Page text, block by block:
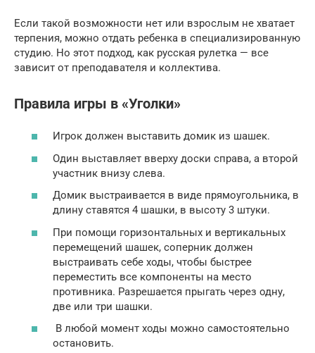
Если такой возможности нет или взрослым не хватает
терпения, можно отдать ребенка в специализированную
студию. Но этот подход, как русская рулетка — все
зависит от преподавателя и коллектива.
Правила игры в «Уголки»
Игрок должен выставить домик из шашек.
Один выставляет вверху доски справа, а второй
участник внизу слева.
Домик выстраивается в виде прямоугольника, в
длину ставятся 4 шашки, в высоту 3 штуки.
При помощи горизонтальных и вертикальных
перемещений шашек, соперник должен
выстраивать себе ходы, чтобы быстрее
переместить все компоненты на место
противника. Разрешается прыгать через одну,
две или три шашки.
В любой момент ходы можно самостоятельно
остановить.